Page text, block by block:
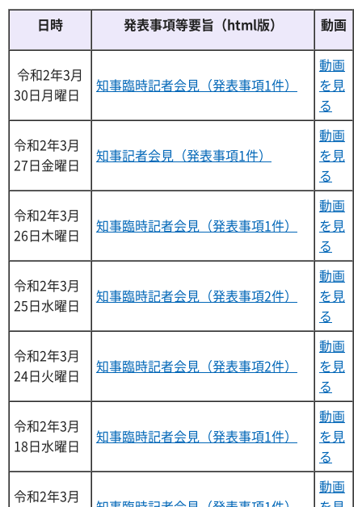
日時 発表事項等要旨（html版） 動画
令和2年3月
30日月曜日
知事臨時記者会見（発表事項1件）
動画
を見
る
令和2年3月
27日金曜日
知事記者会見（発表事項1件）
動画
を見
る
令和2年3月
26日木曜日
知事臨時記者会見（発表事項1件）
動画
を見
る
令和2年3月
25日水曜日
知事臨時記者会見（発表事項2件）
動画
を見
る
令和2年3月
24日火曜日
知事臨時記者会見（発表事項2件）
動画
を見
る
令和2年3月
18日水曜日
知事臨時記者会見（発表事項1件）
動画
を見
る
令和2年3月
動画